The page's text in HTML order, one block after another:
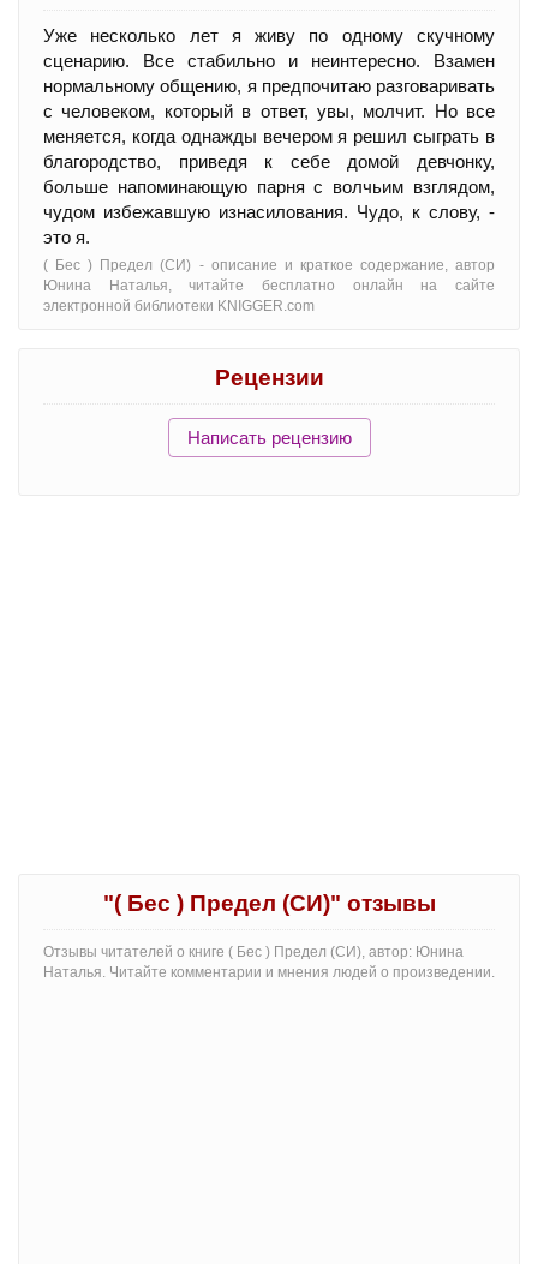
Уже несколько лет я живу по одному скучному
сценарию. Все стабильно и неинтересно. Взамен
нормальному общению, я предпочитаю разговаривать
с человеком, который в ответ, увы, молчит. Но все
меняется, когда однажды вечером я решил сыграть в
благородство, приведя к себе домой девчонку,
больше напоминающую парня с волчьим взглядом,
чудом избежавшую изнасилования. Чудо, к слову, -
это я.
( Бес ) Предел (СИ) - oписание и краткое содержание, автор
Юнина Наталья, читайте бесплатно онлайн на сайте
электронной библиотеки KNIGGER.com
Рецензии
Написать рецензию
"( Бес ) Предел (СИ)" отзывы
Отзывы читателей о книге ( Бес ) Предел (СИ), автор: Юнина
Наталья. Читайте комментарии и мнения людей о произведении.